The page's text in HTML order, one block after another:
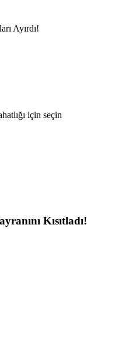
Ayırdı!
için seçin
Kısıtladı!